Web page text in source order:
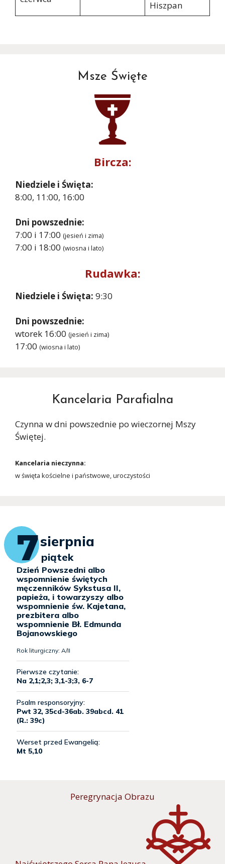
Hiszpan
Msze Święte
Bircza:
Niedziele i Święta:
8:00, 11:00, 16:00
Dni powszednie:
7:00 i 17:00 (jesień i zima)
7:00 i 18:00 (wiosna i lato)
Rudawka:
Niedziele i Święta: 9:30
Dni powszednie:
wtorek 16:00 (jesień i zima)
17:00 (wiosna i lato)
Kancelaria Parafialna
Czynna w dni powszednie po wieczornej Mszy
Świętej.
Kancelaria nieczynna:
w święta kościelne i państwowe, uroczystości
Peregrynacja Obrazu